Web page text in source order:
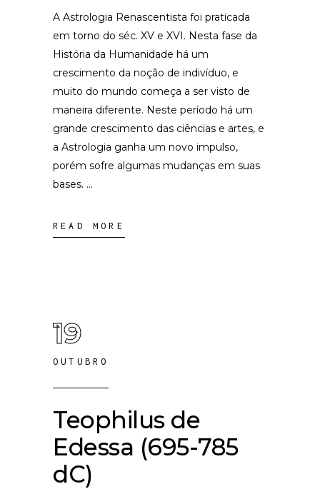
A Astrologia Renascentista foi praticada
em torno do séc. XV e XVI. Nesta fase da
História da Humanidade há um
crescimento da noção de indivíduo, e
muito do mundo começa a ser visto de
maneira diferente. Neste período há um
grande crescimento das ciências e artes, e
a Astrologia ganha um novo impulso,
porém sofre algumas mudanças em suas
bases.
READ MORE
19
OUTUBRO
Teophilus de
Edessa (695-785
dC)